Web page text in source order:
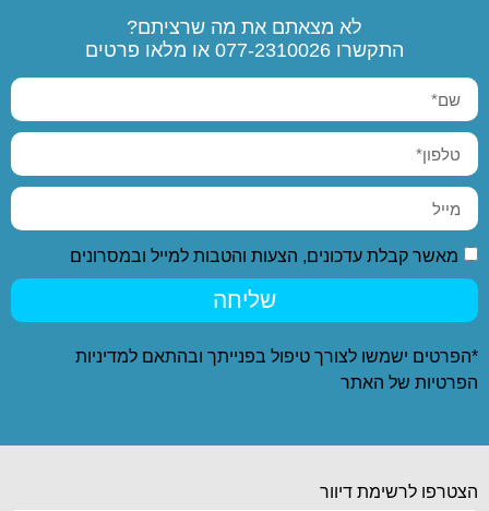
לא מצאתם את מה שרציתם?
התקשרו 077-2310026 או מלאו פרטים
מאשר קבלת עדכונים, הצעות והטבות למייל ובמסרונים
שליחה
*הפרטים ישמשו לצורך טיפול בפנייתך ובהתאם למדיניות
הפרטיות של האתר
הצטרפו לרשימת דיוור